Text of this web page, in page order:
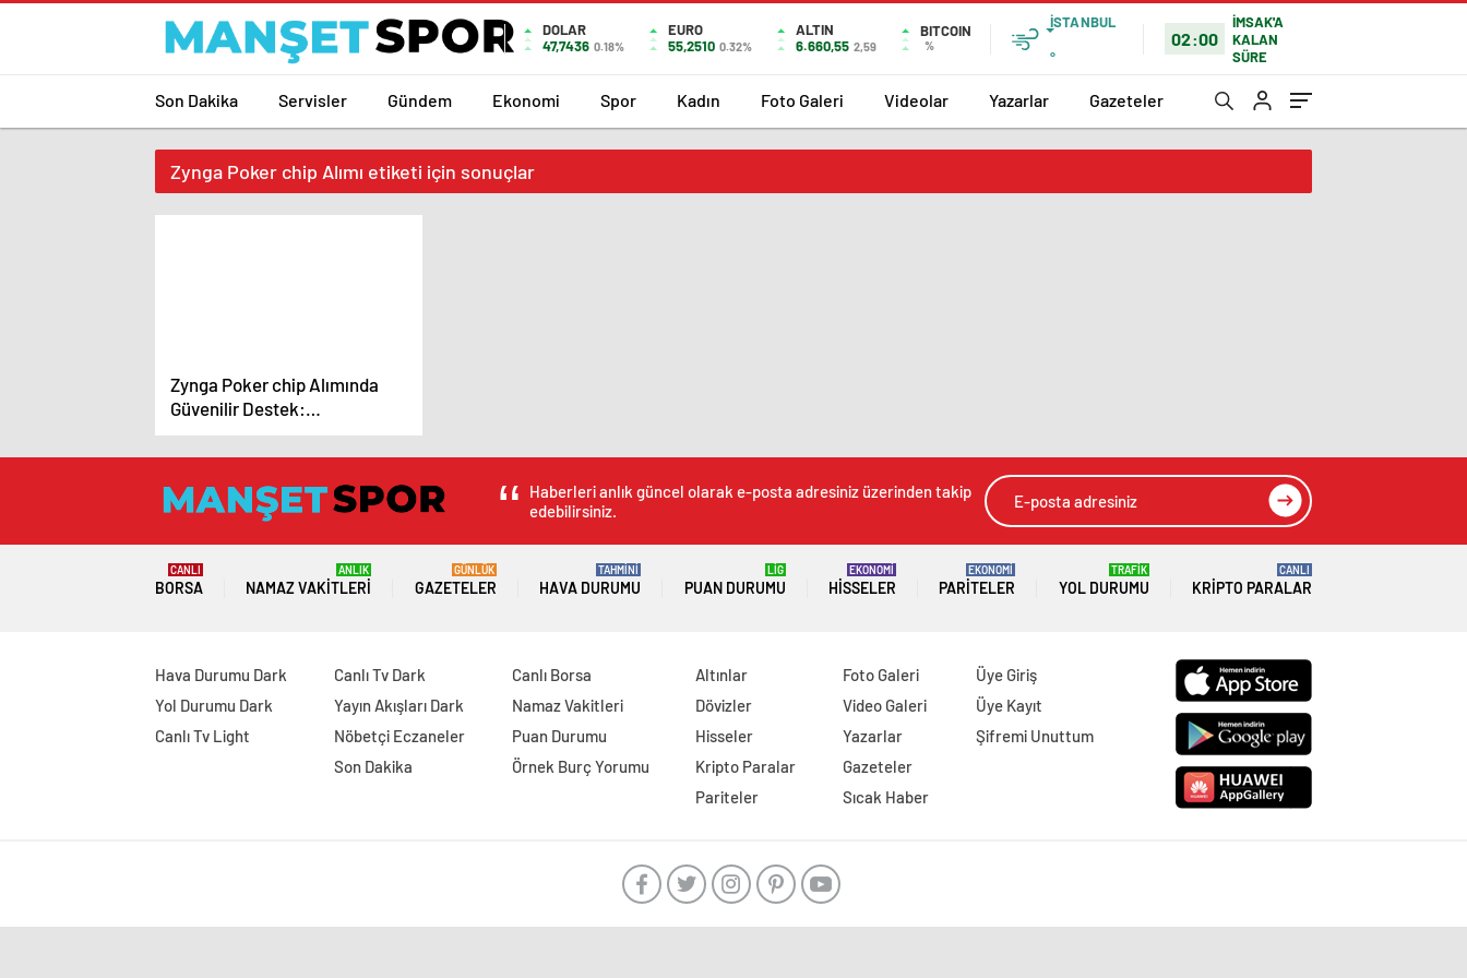
DOLAR
47,7436 0.18%
EURO
55,2510 0.32%
ALTIN
6.660,55 2,59
BITCOIN
%
İSTANBUL
°
02:00
İMSAK'A
KALAN
SÜRE
Son Dakika Servisler Gündem Ekonomi Spor Kadın Foto Galeri Videolar Yazarlar Gazeteler
Zynga Poker chip Alımı etiketi için sonuçlar
Zynga Poker chip Alımında
Güvenilir Destek:
www.gunesgame.com
Haberleri anlık güncel olarak e-posta adresiniz üzerinden takip
edebilirsiniz.
BORSA
CANLI
NAMAZ VAKITLERI
ANLIK
GAZETELER
GÜNLÜK
HAVA DURUMU
TAHMİNİ
PUAN DURUMU
LİG
HISSELER
EKONOMİ
PARITELER
EKONOMİ
YOL DURUMU
TRAFİK
KRIPTO PARALAR
CANLI
Hava Durumu Dark
Yol Durumu Dark
Canlı Tv Light
Canlı Tv Dark
Yayın Akışları Dark
Nöbetçi Eczaneler
Son Dakika
Canlı Borsa
Namaz Vakitleri
Puan Durumu
Örnek Burç Yorumu
Altınlar
Dövizler
Hisseler
Kripto Paralar
Pariteler
Foto Galeri
Video Galeri
Yazarlar
Gazeteler
Sıcak Haber
Üye Giriş
Üye Kayıt
Şifremi Unuttum